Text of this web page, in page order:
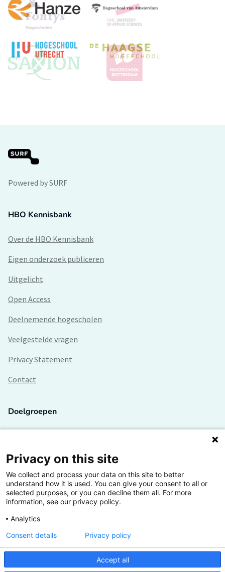
Powered by SURF
HBO Kennisbank
Over de HBO Kennisbank
Eigen onderzoek publiceren
Uitgelicht
Open Access
Deelnemende hogescholen
Veelgestelde vragen
Privacy Statement
Contact
Doelgroepen
Lectoren en onderzoekers
Bedrijven
Hogescholen
De grootste kennisbank van het HBO
Privacy on this site
We collect and process your data on this site to better
understand how it is used. You can give your consent to all or
selected purposes, or you can decline them all. For more
information, see our privacy policy.
Analytics
Accept all
Consent details Privacy policy